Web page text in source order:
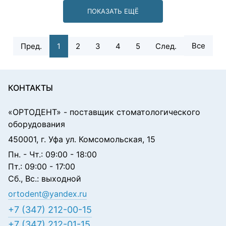
ПОКАЗАТЬ ЕЩЁ
Пред. 1 2 3 4 5 След. Все
КОНТАКТЫ
«ОРТОДЕНТ» - поставщик стоматологического
оборудования
450001, г. Уфа ул. Комсомольская, 15
Пн. - Чт.: 09:00 - 18:00
Пт.: 09:00 - 17:00
Сб., Вс.: выходной
ortodent@yandex.ru
+7 (347) 212-00-15